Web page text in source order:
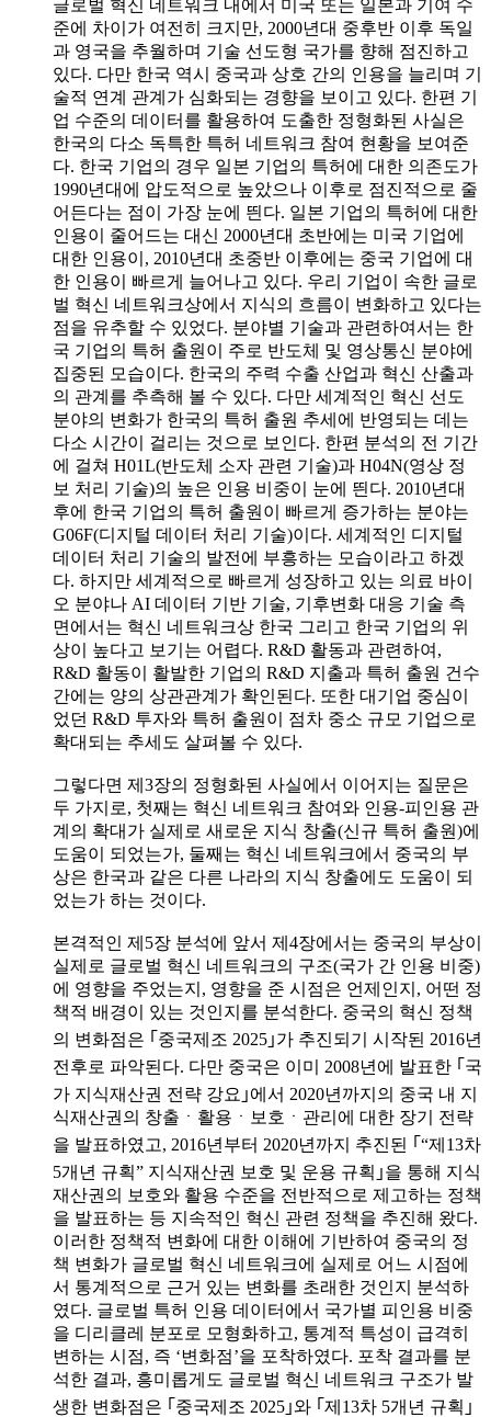
글로벌 혁신 네트워크 내에서 미국 또는 일본과 기여 수
준에 차이가 여전히 크지만, 2000년대 중후반 이후 독일
과 영국을 추월하며 기술 선도형 국가를 향해 점진하고
있다. 다만 한국 역시 중국과 상호 간의 인용을 늘리며 기
술적 연계 관계가 심화되는 경향을 보이고 있다. 한편 기
업 수준의 데이터를 활용하여 도출한 정형화된 사실은
한국의 다소 독특한 특허 네트워크 참여 현황을 보여준
다. 한국 기업의 경우 일본 기업의 특허에 대한 의존도가
1990년대에 압도적으로 높았으나 이후로 점진적으로 줄
어든다는 점이 가장 눈에 띈다. 일본 기업의 특허에 대한
인용이 줄어드는 대신 2000년대 초반에는 미국 기업에
대한 인용이, 2010년대 초중반 이후에는 중국 기업에 대
한 인용이 빠르게 늘어나고 있다. 우리 기업이 속한 글로
벌 혁신 네트워크상에서 지식의 흐름이 변화하고 있다는
점을 유추할 수 있었다. 분야별 기술과 관련하여서는 한
국 기업의 특허 출원이 주로 반도체 및 영상통신 분야에
집중된 모습이다. 한국의 주력 수출 산업과 혁신 산출과
의 관계를 추측해 볼 수 있다. 다만 세계적인 혁신 선도
분야의 변화가 한국의 특허 출원 추세에 반영되는 데는
다소 시간이 걸리는 것으로 보인다. 한편 분석의 전 기간
에 걸쳐 H01L(반도체 소자 관련 기술)과 H04N(영상 정
보 처리 기술)의 높은 인용 비중이 눈에 띈다. 2010년대
후에 한국 기업의 특허 출원이 빠르게 증가하는 분야는
G06F(디지털 데이터 처리 기술)이다. 세계적인 디지털
데이터 처리 기술의 발전에 부흥하는 모습이라고 하겠
다. 하지만 세계적으로 빠르게 성장하고 있는 의료 바이
오 분야나 AI 데이터 기반 기술, 기후변화 대응 기술 측
면에서는 혁신 네트워크상 한국 그리고 한국 기업의 위
상이 높다고 보기는 어렵다. R&D 활동과 관련하여,
R&D 활동이 활발한 기업의 R&D 지출과 특허 출원 건수
간에는 양의 상관관계가 확인된다. 또한 대기업 중심이
었던 R&D 투자와 특허 출원이 점차 중소 규모 기업으로
확대되는 추세도 살펴볼 수 있다.
그렇다면 제3장의 정형화된 사실에서 이어지는 질문은
두 가지로, 첫째는 혁신 네트워크 참여와 인용-피인용 관
계의 확대가 실제로 새로운 지식 창출(신규 특허 출원)에
도움이 되었는가, 둘째는 혁신 네트워크에서 중국의 부
상은 한국과 같은 다른 나라의 지식 창출에도 도움이 되
었는가 하는 것이다.
본격적인 제5장 분석에 앞서 제4장에서는 중국의 부상이
실제로 글로벌 혁신 네트워크의 구조(국가 간 인용 비중)
에 영향을 주었는지, 영향을 준 시점은 언제인지, 어떤 정
책적 배경이 있는 것인지를 분석한다. 중국의 혁신 정책
의 변화점은 ｢중국제조 2025｣가 추진되기 시작된 2016년
전후로 파악된다. 다만 중국은 이미 2008년에 발표한 ｢국
가 지식재산권 전략 강요｣에서 2020년까지의 중국 내 지
식재산권의 창출ㆍ활용ㆍ보호ㆍ관리에 대한 장기 전략
을 발표하였고, 2016년부터 2020년까지 추진된 ｢“제13차
5개년 규획” 지식재산권 보호 및 운용 규획｣을 통해 지식
재산권의 보호와 활용 수준을 전반적으로 제고하는 정책
을 발표하는 등 지속적인 혁신 관련 정책을 추진해 왔다.
이러한 정책적 변화에 대한 이해에 기반하여 중국의 정
책 변화가 글로벌 혁신 네트워크에 실제로 어느 시점에
서 통계적으로 근거 있는 변화를 초래한 것인지 분석하
였다. 글로벌 특허 인용 데이터에서 국가별 피인용 비중
을 디리클레 분포로 모형화하고, 통계적 특성이 급격히
변하는 시점, 즉 ‘변화점’을 포착하였다. 포착 결과를 분
석한 결과, 흥미롭게도 글로벌 혁신 네트워크 구조가 발
생한 변화점은 ｢중국제조 2025｣와 ｢제13차 5개년 규획｣